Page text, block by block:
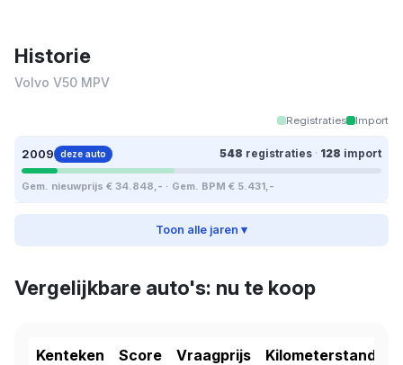
Historie
Volvo V50 MPV
Registraties Import
2009 deze auto 548 registraties · 128 import
Gem. nieuwprijs € 34.848,- · Gem. BPM € 5.431,-
Toon alle jaren ▾
Vergelijkbare auto's: nu te koop
Kenteken Score Vraagprijs Kilometerstand